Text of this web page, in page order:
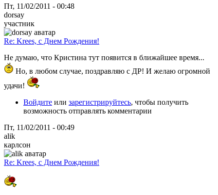
Пт, 11/02/2011 - 00:48
dorsay
участник
Re: Krees, с Днем Рождения!
Не думаю, что Кристина тут появится в ближайшее время...
Но, в любом случае, поздравляю с ДР! И желаю огромной
удачи!
Войдите или зарегистрируйтесь, чтобы получить
возможность отправлять комментарии
Пт, 11/02/2011 - 00:49
alik
карлсон
Re: Krees, с Днем Рождения!